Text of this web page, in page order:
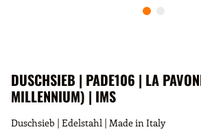
DUSCHSIEB | PADE106 | LA
MILLENNIUM) | IMS
Duschsieb | Edelstahl | Made in Italy